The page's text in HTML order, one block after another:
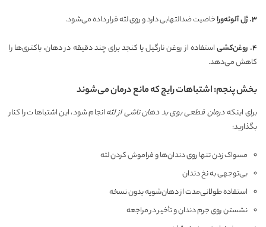
۳.ژل آلوئه‌وراخاصیت ضدالتهابی دارد و روی لثه قرار داده می‌شود.
۴. روغن‌کشیاستفاده از روغن نارگیل یا کنجد برای چند دقیقه در دهان، باکتری‌ها را
کاهش می‌دهد.
بخش پنجم: اشتباهات رایج که مانع درمان می‌شوند
برای اینکهدرمان قطعی بوی بد دهان ناشی از لثهانجام شود، این اشتباهات را کنار
بگذارید:
مسواک زدن تنها روی دندان‌ها و فراموش کردن لثه
بی‌توجهی به نخ دندان
استفاده طولانی‌مدت از دهان‌شویه بدون نسخه
نشستن روی جرم دندان و تأخیر در مراجعه